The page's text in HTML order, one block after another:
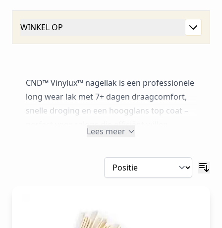
WINKEL OP
CND™ Vinylux™ nagellak is een professionele
long wear lak met 7+ dagen draagcomfort,
snelle droging en een hoogglans top coat –
je sneller kunt behandelen aan zowel handen
als voeten. ​ De formule is verrijkt met onder
gelakt zijn. In combinatie met de
Lees meer